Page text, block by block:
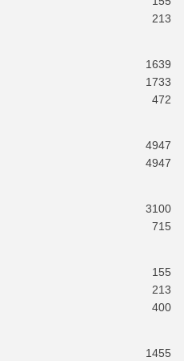
213
1639
1733
472
4947
4947
3100
715
155
213
400
1455